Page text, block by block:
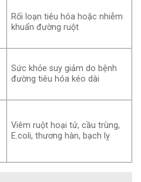
Rối loạn tiêu hóa hoặc nhiễm
khuẩn đường ruột
Sức khỏe suy giảm do bệnh
đường tiêu hóa kéo dài
Viêm ruột hoại tử, cầu trùng,
E.coli, thương hàn, bạch lỵ